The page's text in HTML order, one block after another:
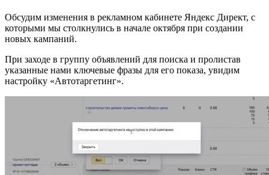
Обсудим изменения в рекламном кабинете Яндекс Директ, с
которыми мы столкнулись в начале октября при создании
новых кампаний.
При заходе в группу объявлений для поиска и пролистав
указанные нами ключевые фразы для его показа, увидим
настройку «Автотаргетинг».